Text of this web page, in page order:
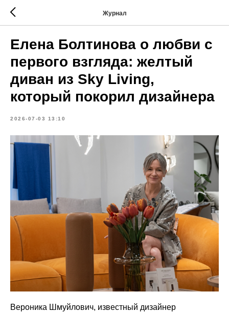
Журнал
Елена Болтинова о любви с
первого взгляда: желтый
диван из Sky Living,
который покорил дизайнера
2026-07-03 13:10
Вероника Шмуйлович, известный дизайнер